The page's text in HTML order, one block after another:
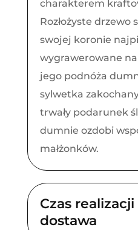
charakterem
Rozłożyste drzewo
swojej koronie
wygrawerowane
jego podnóża
sylwetka
trwały podarunek
dumnie ozdobi
małżonków.
Czas realizacji
dostawa